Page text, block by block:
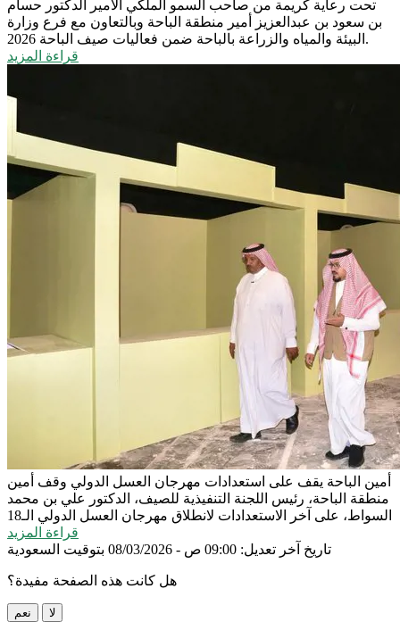
تحت رعاية كريمة من صاحب السمو الملكي الأمير الدكتور حسام
بن سعود بن عبدالعزيز أمير منطقة الباحة وبالتعاون مع فرع وزارة
البيئة والمياه والزراعة بالباحة ضمن فعاليات صيف الباحة 2026.
قراءة المزيد
أمين الباحة يقف على استعدادات مهرجان العسل الدولي وقف أمين
منطقة الباحة، رئيس اللجنة التنفيذية للصيف، الدكتور علي بن محمد
السواط، على آخر الاستعدادات لانطلاق مهرجان العسل الدولي الـ18
قراءة المزيد
تاريخ آخر تعديل: 09:00 ص - 08/03/2026 بتوقيت السعودية
هل كانت هذه الصفحة مفيدة؟
نعم لا